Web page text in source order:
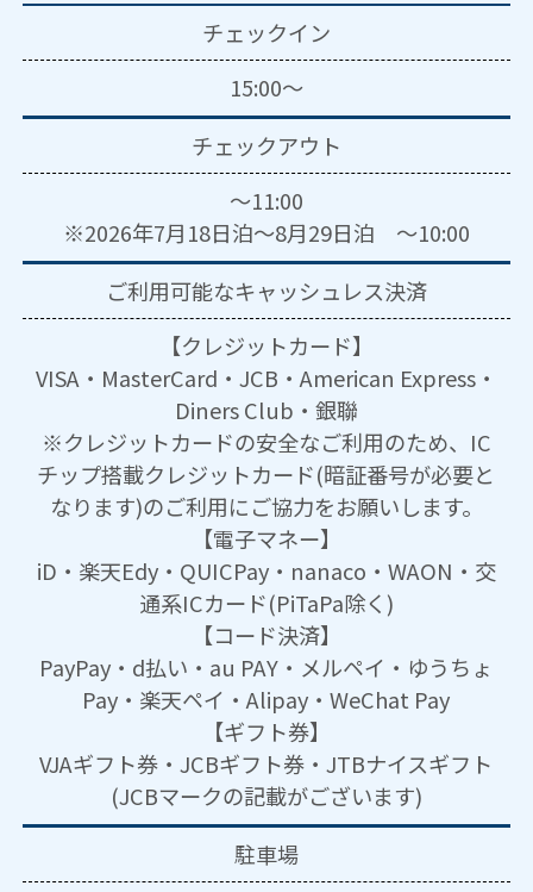
チェックイン
15:00～
チェックアウト
～11:00
※2026年7月18日泊～8月29日泊 ～10:00
ご利用可能なキャッシュレス決済
【クレジットカード】
VISA・MasterCard・JCB・American Express・
Diners Club・銀聯
※クレジットカードの安全なご利用のため、IC
チップ搭載クレジットカード(暗証番号が必要と
なります)のご利用にご協力をお願いします。
【電子マネー】
iD・楽天Edy・QUICPay・nanaco・WAON・交
通系ICカード(PiTaPa除く)
【コード決済】
PayPay・d払い・au PAY・メルペイ・ゆうちょ
Pay・楽天ペイ・Alipay・WeChat Pay
【ギフト券】
VJAギフト券・JCBギフト券・JTBナイスギフト
(JCBマークの記載がございます)
駐車場